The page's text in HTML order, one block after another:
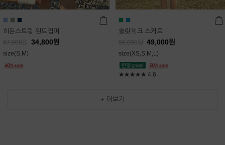
히든스트링 윈드점퍼
87,000 34,800원
size(S,M)
슬릿체크 스커트
98,000 49,000원
size(XS,S,M,L)
★★★★★ 4.6
+ 더보기